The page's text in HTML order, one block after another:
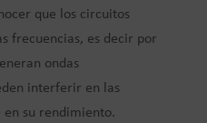
que los circuitos
frecuencias, es decir por
ondas
interferir en las
en su rendimiento.